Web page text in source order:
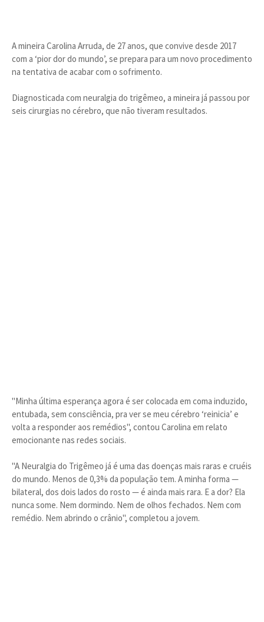
A mineira Carolina Arruda, de 27 anos, que convive desde 2017
com a ‘pior dor do mundo’, se prepara para um novo procedimento
na tentativa de acabar com o sofrimento.
Diagnosticada com neuralgia do trigêmeo, a mineira já passou por
seis cirurgias no cérebro, que não tiveram resultados.
"Minha última esperança agora é ser colocada em coma induzido,
entubada, sem consciência, pra ver se meu cérebro ‘reinicia’ e
volta a responder aos remédios", contou Carolina em relato
emocionante nas redes sociais.
"A Neuralgia do Trigêmeo já é uma das doenças mais raras e cruéis
do mundo. Menos de 0,3% da população tem. A minha forma —
bilateral, dos dois lados do rosto — é ainda mais rara. E a dor? Ela
nunca some. Nem dormindo. Nem de olhos fechados. Nem com
remédio. Nem abrindo o crânio", completou a jovem.